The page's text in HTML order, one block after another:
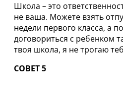
Школа – это
не ваша. Можете взять
недели первого класса, а
договориться с ребенком
твоя школа, я не трогаю
СОВЕТ 5